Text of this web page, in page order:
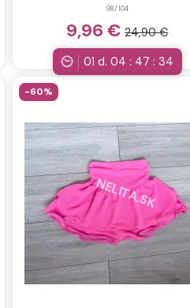
98/104
9,96 €24,90 €
01 d. 04 : 47 : 32
-60%